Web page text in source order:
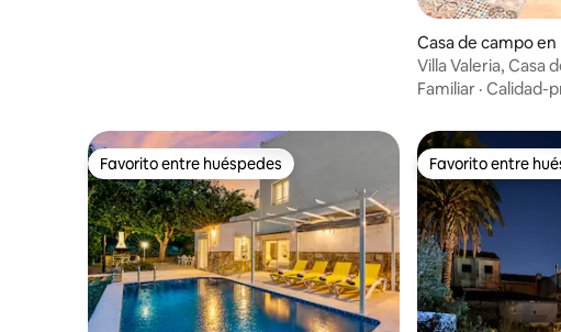
Casa de campo
Villa Valeria, Casa
privada 1748
Familiar · Calidad-
Favorito entre huéspedes
Favorito entre huéspedes Favorito entre
Favorito entre